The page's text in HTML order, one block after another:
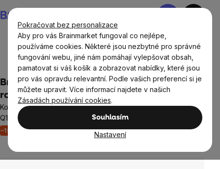
Pokračovat bez personalizace
Aby pro vás Brainmarket fungoval co nejlépe,
používáme cookies. Některé jsou nezbytné pro správné
fungování webu, jiné nám pomáhají vylepšovat obsah,
pamatovat si váš košík a zobrazovat nabídky, které jsou
pro vás opravdu relevantní. Podle vašich preferencí si je
můžete upravit. Více informací najdete v našich
Zásadách používání cookies.
Souhlasím
Nastavení
na
obsah
Nákupní
Doplňky stravy a výživa Vitamíny a multivitamíny
BrainMax Activated B-Complex®, 90
rostlinných kapslí
Komplex aktivovaných B vitamínů s cholinem a koenzymem
Q10, 45 dávek, doplněk stravy
–15 % Akce EnergiePleť a vlasy
Nový obal
Průměrné